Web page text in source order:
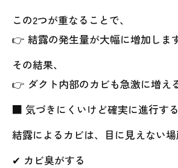
この2つが重なることで、
👉 結露の発生量が大幅に増加しま
その結果、
👉 ダクト内部のカビも急激に増え
■ 気づきにくいけど確実に進行する
結露によるカビは、目に見えない場
✔ カビ臭がする